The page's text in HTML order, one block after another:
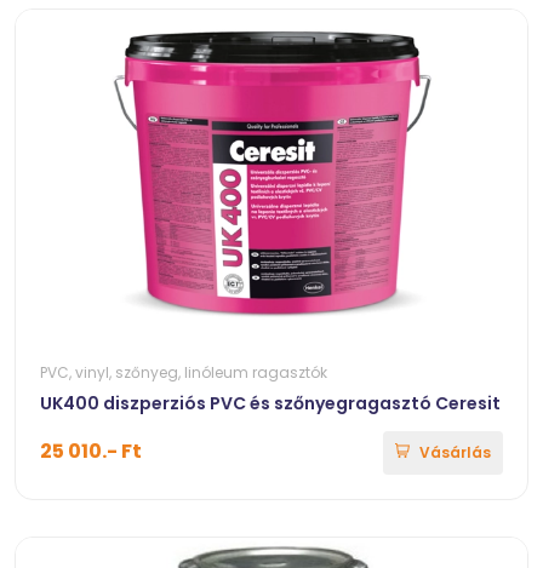
PVC, vinyl, szőnyeg, linóleum ragasztók
UK400 diszperziós PVC és szőnyegragasztó Ceresit
25 010.- Ft Vásárlás